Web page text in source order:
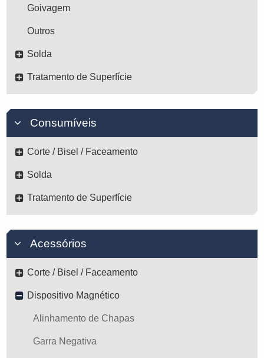
Goivagem
Outros
Solda
Tratamento de Superfície
Consumíveis
Corte / Bisel / Faceamento
Solda
Tratamento de Superfície
Acessórios
Corte / Bisel / Faceamento
Dispositivo Magnético
Alinhamento de Chapas
Garra Negativa